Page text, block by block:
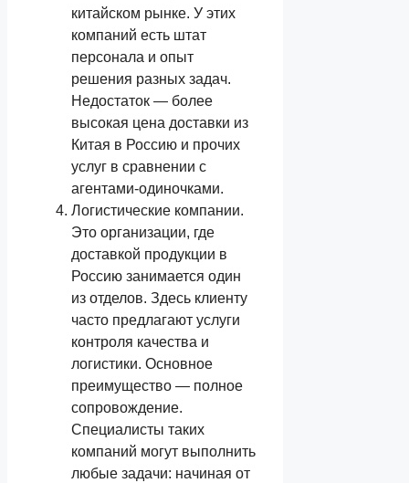
китайском рынке. У этих
компаний есть штат
персонала и опыт
решения разных задач.
Недостаток — более
высокая цена доставки из
Китая в Россию и прочих
услуг в сравнении с
агентами-одиночками.
Логистические компании.
Это организации, где
доставкой продукции в
Россию занимается один
из отделов. Здесь клиенту
часто предлагают услуги
контроля качества и
логистики. Основное
преимущество — полное
сопровождение.
Специалисты таких
компаний могут выполнить
любые задачи: начиная от